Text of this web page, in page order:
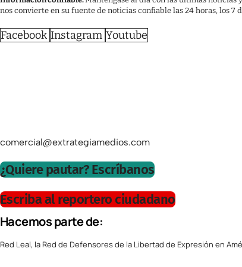
nos convierte en su fuente de noticias confiable las 24 horas, los 7
Facebook Instagram Youtube
comercial@extrategiamedios.com
¿Quiere pautar? Escríbanos
Escriba al reportero ciudadano
Hacemos parte de:
Red Leal, la Red de Defensores de la Libertad de Expresión en